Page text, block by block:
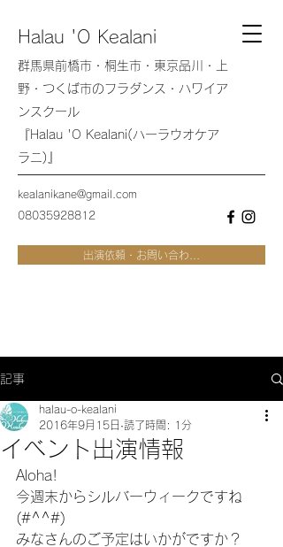
Halau 'O Kealani
群馬県前橋市・桐生市・東京品川・上
野・つくば市のフラダンス・ハワイア
ンスクール
『Halau 'O Kealani(ハーラウオケア
ラニ)』
kealanikane@gmail.com
08035928812
出演依頼・お問い合わ...
記事
イベント出演情報
halau-o-kealani
2016年9月15日 読了時間: 1分
Aloha!
今週末からシルバーウィークですね
(#^^#)
みなさんのご予定はいかがですか？